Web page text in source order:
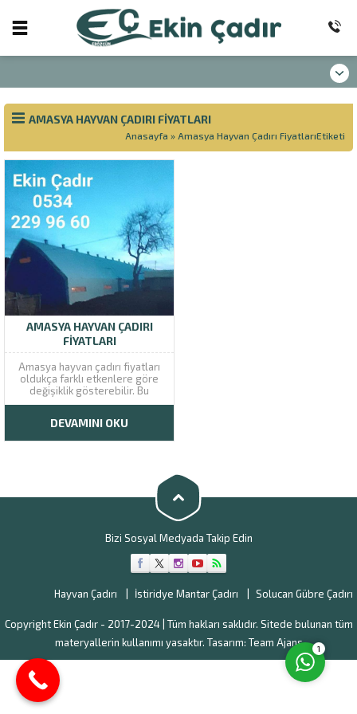
AMASYA HAYVAN ÇADIRI FIYATLARI
Anasayfa » Amasya Hayvan Çadırı FiyatlarıEtiketi
AMASYA HAYVAN ÇADIRI
FIYATLARI
Amasya hayvan çadırı fiyatları
oldukça farklı etkenlere göre
değişiklik gösterebilir. Bu
nedenle de çadır alacak kişilerin
bilgiyi alması önerilmektedir.
Beslenilen hayvan türüne göre
dikkatli şekilde incelenmesi...
DEVAMINI OKU
Bizi Sosyal Medyada Takip Edin
Hayvan Çadırı İstiridye Mantar Çadırı Solucan Gübre Çadırı
Copyright Ekin Çadır - 2017-2024 | Tüm hakları saklıdır. Sitede bulunan tüm
materyallerin kullanımı yasaktır. Tasarım: Team Ajans
Müşteri Temsilcisi
Cevap Yaz
1